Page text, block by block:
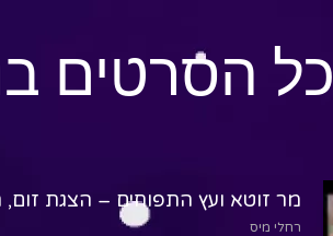
כל הסרטים
מר זוטא ועץ התפוחים – הצגת זום,
רחלי מיס